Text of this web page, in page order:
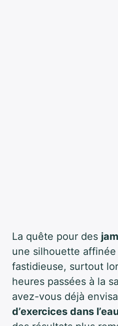
La quête pour des
une silhouette
fastidieuse, surtout
heures passées à la
avez-vous déjà
d’exercices dans